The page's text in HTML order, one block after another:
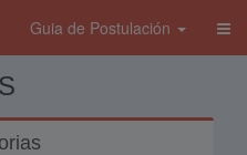
Guia de Postulación